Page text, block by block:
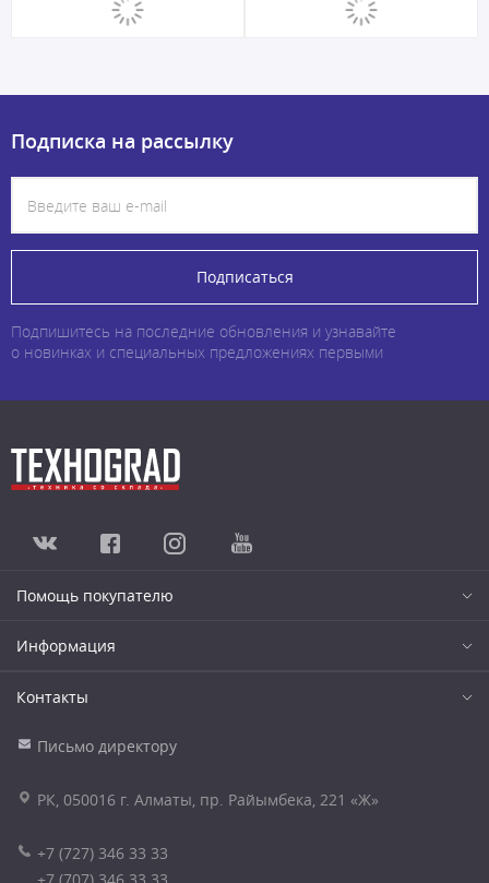
Подписка на рассылку
Подписаться
Подпишитесь на последние обновления и узнавайте
о новинках и специальных предложениях первыми
Помощь покупателю
Информация
Контакты
Письмо директору
РК, 050016 г. Алматы, пр. Райымбека, 221 «Ж»
+7 (727) 346 33 33